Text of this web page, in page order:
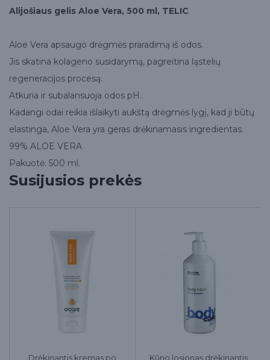
Alijošiaus gelis Aloe Vera, 500 ml, TELIC
Aloe Vera apsaugo drėgmės praradimą iš odos.
Jis skatina kolageno susidarymą, pagreitina ląstelių
regeneracijos procesą.
Atkuria ir subalansuoja odos pH.
Kadangi odai reikia išlaikyti aukštą drėgmės lygį, kad ji būtų
elastinga, Aloe Vera yra geras drėkinamasis ingredientas.
99% ALOE VERA
Pakuotė: 500 ml.
Susijusios prekės
Drėkinantis kremas po Kūno losjonas drėkinantis